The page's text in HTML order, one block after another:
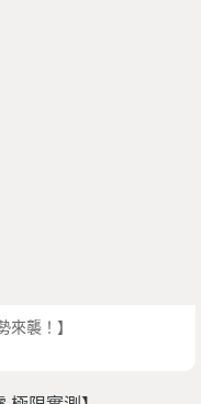
來襲！】